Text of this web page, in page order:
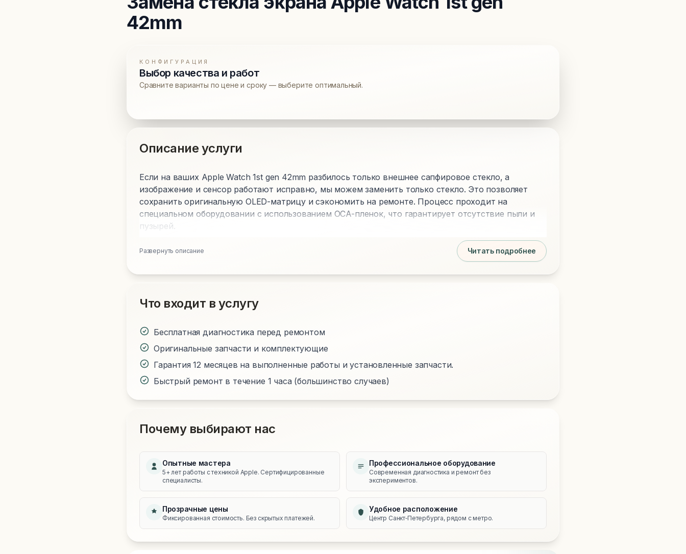
42mm
КОНФИГУРАЦИЯ
Выбор качества и работ
Сравните варианты по цене и сроку — выберите оптимальный.
Описание услуги
Если на ваших Apple Watch 1st gen 42mm разбилось только внешнее сапфировое стекло, а
изображение и сенсор работают исправно, мы можем заменить только стекло. Это позволяет
сохранить оригинальную OLED-матрицу и сэкономить на ремонте. Процесс проходит на
специальном оборудовании с использованием OCA-пленок, что гарантирует отсутствие пыли и
пузырей.
Развернуть описание Читать подробнее
Что входит в услугу
Бесплатная диагностика перед ремонтом
Оригинальные запчасти и комплектующие
Гарантия 12 месяцев на выполненные работы и установленные запчасти.
Быстрый ремонт в течение 1 часа (большинство случаев)
Почему выбирают нас
Опытные мастера
5+ лет работы с техникой Apple. Сертифицированные
специалисты.
Профессиональное оборудование
Современная диагностика и ремонт без
экспериментов.
Прозрачные цены
Фиксированная стоимость. Без скрытых платежей.
Удобное расположение
Центр Санкт‑Петербурга, рядом с метро.